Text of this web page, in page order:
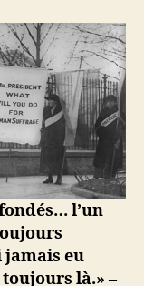
l’un
jamais eu
là.» –